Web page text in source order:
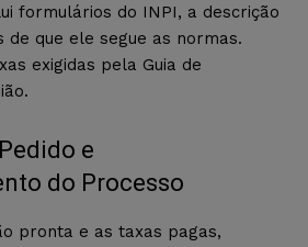
formulários do INPI, a descrição
que ele segue as normas.
exigidas pela Guia de
e
do Processo
pronta e as taxas pagas,